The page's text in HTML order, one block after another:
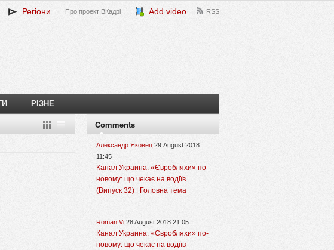
Регіони Про проект ВКадрі Add video RSS
РІЗНЕ
Comments
Александр Яковец 29 August 2018
11:45
Канал Украина: «Євробляхи» по-
новому: що чекає на водіїв
(Випуск 32) | Головна тема
Roman Vi 28 August 2018 21:05
Канал Украина: «Євробляхи» по-
новому: що чекає на водіїв